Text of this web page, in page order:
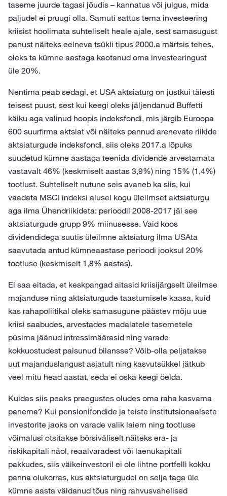
taseme juurde tagasi jõudis – kannatus või julgus, mida
paljudel ei pruugi olla. Samuti sattus tema investeering
kriisist hoolimata suhteliselt heale ajale, sest samasugust
panust näiteks eelneva tsükli tipus 2000.a märtsis tehes,
oleks ta kümne aastaga kaotanud oma investeeringust
üle 20%.
Nentima peab sedagi, et USA aktsiaturg on justkui täiesti
teisest puust, sest kui keegi oleks jäljendanud Buffetti
käiku aga valinud hoopis indeksfondi, mis järgib Euroopa
600 suurfirma aktsiat või näiteks pannud arenevate riikide
aktsiaturgude indeksfondi, siis oleks 2017.a lõpuks
suudetud kümne aastaga teenida dividende arvestamata
vastavalt 46% (keskmiselt aastas 3,9%) ning 15% (1,4%)
tootlust. Suhteliselt nutune seis avaneb ka siis, kui
vaadata MSCI indeksi alusel kogu üleilmset aktsiaturgu
aga ilma Ühendriikideta: perioodil 2008-2017 jäi see
aktsiaturgude grupp 9% miinusesse. Vaid koos
dividendidega suutis üleilmne aktsiaturg ilma USAta
saavutada antud kümneaastase perioodi jooksul 20%
tootluse (keskmiselt 1,8% aastas).
Ei saa eitada, et keskpangad aitasid kriisijärgselt üleilmse
majanduse ning aktsiaturgude taastumisele kaasa, kuid
kas rahapoliitikal oleks samasugune päästev mõju uue
kriisi saabudes, arvestades madalatele tasemetele
püsima jäänud intressimäärasid ning varade
kokkuostudest paisunud bilansse? Võib-olla peljatakse
uut majanduslangust asjatult ning kasvutsükkel jätkub
veel mitu head aastat, seda ei oska keegi öelda.
Kuidas siis peaks praegustes oludes oma raha kasvama
panema? Kui pensionifondide ja teiste institutsionaalsete
investorite jaoks on varade valik laiem ning tootluse
võimalusi otsitakse börsiväliselt näiteks era- ja
riskikapitali näol, reaalvaradest või laenukapitali
pakkudes, siis väikeinvestoril ei ole lihtne portfelli kokku
panna olukorras, kus aktsiaturgudel on selja taga üle
kümne aasta väldanud tõus ning rahvusvahelised